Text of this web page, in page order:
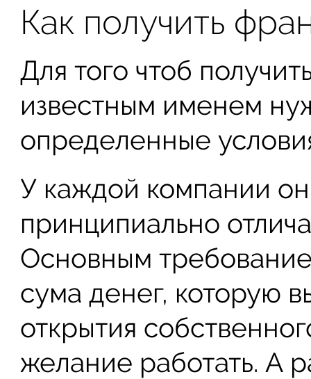
Как получить
Для того чтоб
известным именем
определенные
У каждой компании
принципиально
Основным
сума денег, которую
открытия
желание работать. А